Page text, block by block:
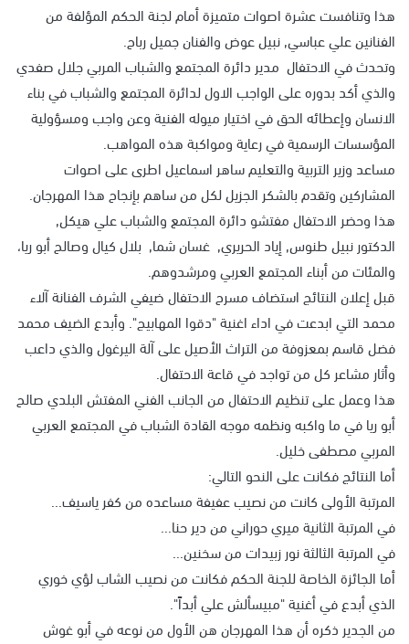
هذا وتنافست عشرة اصوات متميزة أمام لجنة الحكم المؤلفة من
الفنانين علي عباسي, نبيل عوض والفنان جميل رباح.
وتحدث في الاحتفال مدير دائرة المجتمع والشباب المربي جلال صفدي
والذي أكد بدوره على الواجب الاول لدائرة المجتمع والشباب في بناء
الانسان وإعطائه الحق في اختيار ميوله الفنية وعن واجب ومسؤولية
المؤسسات الرسمية في رعاية ومواكبة هذه المواهب.
مساعد وزير التربية والتعليم ساهر اسماعيل اطرى على اصوات
المشاركين وتقدم بالشكر الجزيل لكل من ساهم بإنجاح هذا المهرجان.
هذا وحضر الاحتفال مفتشو دائرة المجتمع والشباب علي هيكل,
الدكتور نبيل طنوس, إياد الحريري, غسان شما, بلال كيال وصالح أبو ريا،
والمئات من أبناء المجتمع العربي ومرشدوهم.
قبل إعلان النتائج استضاف مسرح الاحتفال ضيفي الشرف الفنانة آلاء
محمد التي ابدعت في اداء اغنية "دقوا المهابيج". وأبدع الضيف محمد
فضل قاسم بمعزوفة من التراث الأصيل على آلة اليرغول والذي داعب
وأثار مشاعر كل من تواجد في قاعة الاحتفال.
هذا وعمل على تنظيم الاحتفال من الجانب الفني المفتش البلدي صالح
أبو ريا في ما واكبه ونظمه موجه القادة الشباب في المجتمع العربي
المربي مصطفى خليل.
أما النتائج فكانت على النحو التالي:
المرتبة الأولى كانت من نصيب عفيفة مساعده من كفر ياسيف...
في المرتبة الثانية ميري حوراني من دير حنا...
في المرتبة الثالثة نور زبيدات من سخنين...
أما الجائزة الخاصة للجنة الحكم فكانت من نصيب الشاب لؤي خوري
الذي أبدع في أغنية "مبيسألش علي أبداً".
من الجدير ذكره أن هذا المهرجان هن الأول من نوعه في أبو غوش